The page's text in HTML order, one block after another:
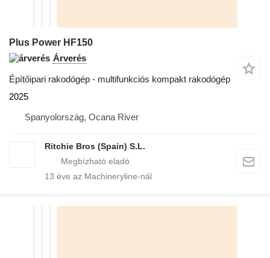
Plus Power HF150
Árverés
Építőipari rakodógép - multifunkciós kompakt rakodógép
2025
Spanyolország, Ocana River
Ritchie Bros (Spain) S.L.
13 éve az Machineryline-nál